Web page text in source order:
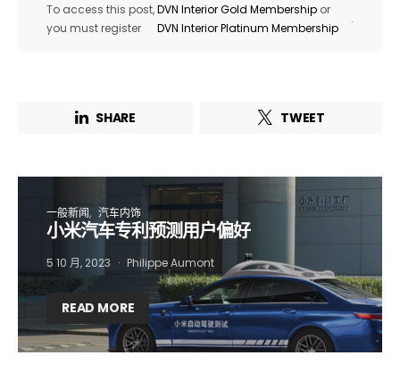
To access this post,
you must register
DVN Interior Gold Membership or
DVN Interior Platinum Membership
.
SHARE TWEET
一般新闻 汽车内饰
小米汽车专利预测用户偏好
5 10 月, 2023 Philippe Aumont
READ MORE